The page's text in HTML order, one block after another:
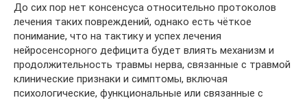
До сих пор нет консенсуса относительно протоколов
лечения таких повреждений, однако есть чёткое
понимание, что на тактику и успех лечения
нейросенсорного дефицита будет влиять механизм и
продолжительность травмы нерва, связанные с травмой
клинические признаки и симптомы, включая
психологические, функциональные или связанные с